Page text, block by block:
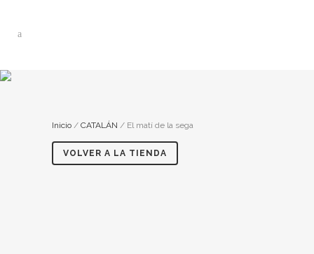
Inicio / CATALÁN / El matí de la sega
VOLVER A LA TIENDA